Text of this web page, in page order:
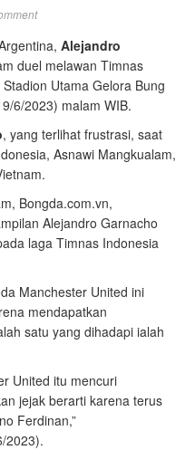
Alejandro
duel melawan Timnas
Utama Gelora Bung
6/2023) malam WIB.
, yang terlihat frustrasi, saat
Asnawi Mangkualam,
Bongda.com.vn,
Alejandro Garnacho
laga Timnas Indonesia
Manchester United ini
mendapatkan
satu yang dihadapi ialah
United itu mencuri
jejak berarti karena terus
Ferdinan,”
2023).